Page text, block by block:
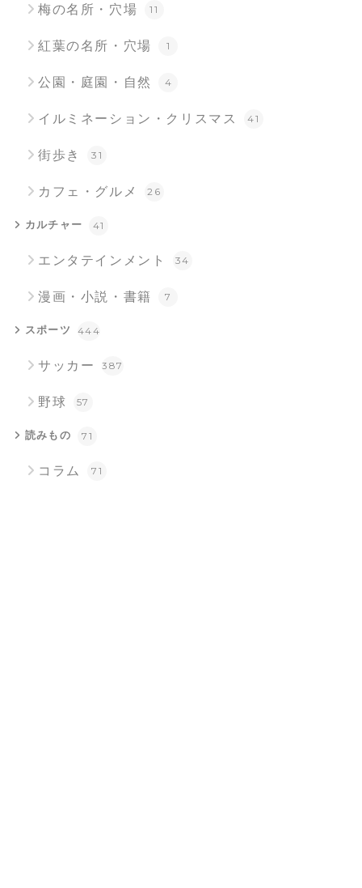
梅の名所・穴場 11
紅葉の名所・穴場 1
公園・庭園・自然 4
イルミネーション・クリスマス 41
街歩き 31
カフェ・グルメ 26
カルチャー 41
エンタテインメント 34
漫画・小説・書籍 7
スポーツ 444
サッカー 387
野球 57
読みもの 71
コラム 71